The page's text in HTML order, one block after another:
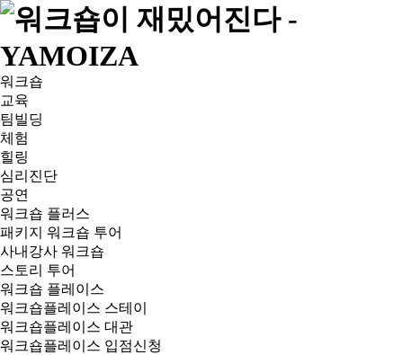
워크숍
교육
팀빌딩
체험
힐링
심리진단
공연
워크숍 플러스
패키지 워크숍 투어
사내강사 워크숍
스토리 투어
워크숍 플레이스
워크숍플레이스 스테이
워크숍플레이스 대관
워크숍플레이스 입점신청